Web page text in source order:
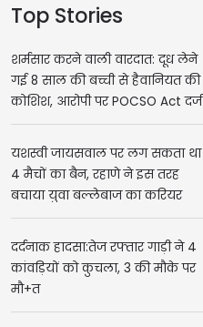
Top Stories
शर्मसार करने वाली वारदात: दूध लेने
गई 8 साल की बच्ची से हैवानियत की
कोशिश, आरोपी पर POCSO Act दर्ज
यशस्वी जायसवाल पर लग सकता था
4 मैचों का बैन, रहाणे ने इस तरह
बचाया युवा बल्लेबाज का करियर
दर्दनाक हादसा:तेज रफ्तार गाड़ी ने 4
कांवड़ियों को कुचला, 3 की मौके पर
मौ+त